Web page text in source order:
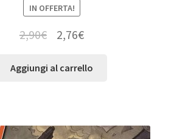
IN OFFERTA!
2,90€ 2,76€
Aggiungi al carrello